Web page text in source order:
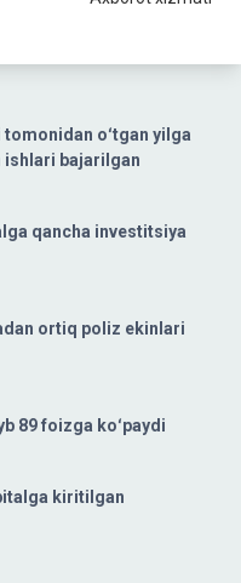
oʻtgan yilga
ishlari bajarilgan
qancha investitsiya
ortiq poliz ekinlari
89 foizga koʻpaydi
kiritilgan